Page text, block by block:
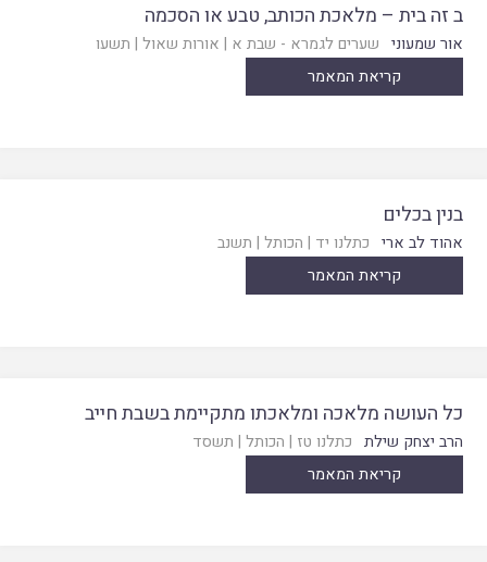
ב זה בית – מלאכת הכותב, טבע או הסכמה
אור שמעוני שערים לגמרא - שבת א | אורות שאול | תשעו
קריאת המאמר
בנין בכלים
אהוד לב ארי כתלנו יד | הכותל | תשנב
קריאת המאמר
כל העושה מלאכה ומלאכתו מתקיימת בשבת חייב
הרב יצחק שילת כתלנו טז | הכותל | תשסד
קריאת המאמר